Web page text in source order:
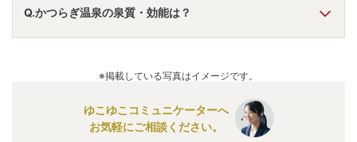
A. かつらぎ温泉 は、和歌山県伊都郡かつらぎ町
にあります。
車でお越しの方は、かつらぎICから車で約3分。
電車でお越しの方は、笠田駅から徒歩約5分。
Q.かつらぎ温泉の泉質・効能は？
肉痛、肩こり、腰痛、関節痛、疲労、婦人病、冷え性、皮
膚病、打撲、痔疾 などと言われています。
※掲載している写真はイメージです。
ゆこゆこコミュニケーターへ
お気軽にご相談ください。